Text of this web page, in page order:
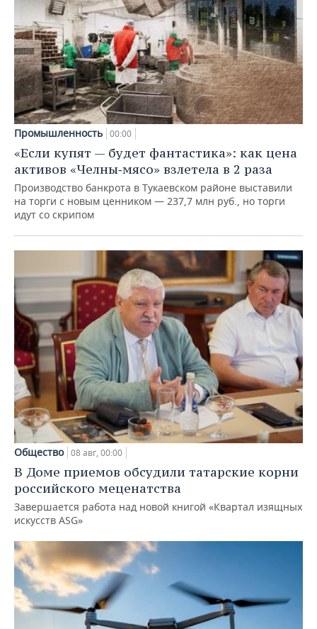
Промышленность 00:00
«Если купят — будет фантастика»: как цена
активов «Челны‑мясо» взлетела в 2 раза
Производство банкрота в Тукаевском районе выставили
на торги с новым ценником — 237,7 млн руб., но торги
идут со скрипом
Общество 08 авг, 00:00
В Доме приемов обсудили татарские корни
российского меценатства
Завершается работа над новой книгой «Квартал изящных
искусств ASG»